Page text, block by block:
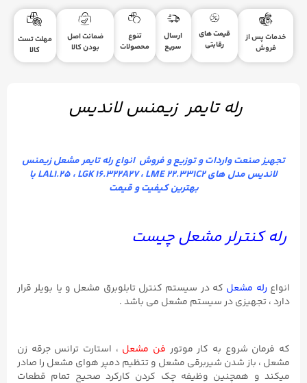
قیمت های
رقابتی
ارسال
تنوع
محصولات
ضمانت اصل
بودن کالا
مهلت تست
کالا
تایمر زیمنس لاندیس
واردات و توزیع و فروش انواع رله تایمر مشعل زیمنس
لاندیس مدل های LAL1.۲۵ ، LGK ۱۶.322A27 ، LME ۲۲.331C2 با
بهترین کیفیت و قیمت
مشعل چیست
که در سیستم کنترل تابلوبرق مشعل و یا بویلر قرار
در سیستم مشعل می باشد .
به کار موتورفن مشعل، استارت ترانس جرقه زن
شیربرقی مشعل و تتظیم دمپر هوای مشعل را صادر
وظیفه چک کردن کارکرد صحیح تمام قطعات